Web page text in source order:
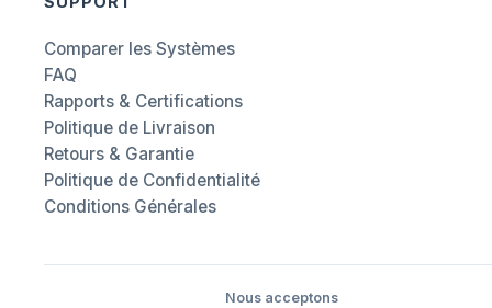
Comparer les Systèmes
FAQ
Rapports & Certifications
Politique de Livraison
Retours & Garantie
Politique de Confidentialité
Conditions Générales
Nous acceptons